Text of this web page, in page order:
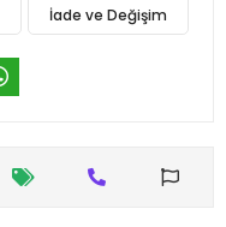
İade ve Değişim